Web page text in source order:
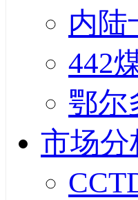
内陆
442
鄂尔
市场分